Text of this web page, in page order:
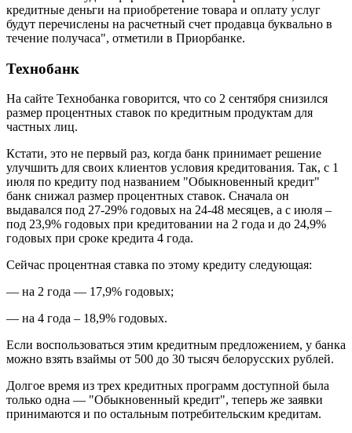
кредитные деньги на приобретение товара и оплату услуг
будут перечислены на расчетный счет продавца буквально в
течение получаса", отметили в Приорбанке.
Технобанк
На сайте Технобанка говорится, что со 2 сентября снизился
размер процентных ставок по кредитным продуктам для
частных лиц.
Кстати, это не первый раз, когда банк принимает решение
улучшить для своих клиентов условия кредитования. Так, с 1
июля по кредиту под названием "Обыкновенный кредит"
банк снижал размер процентных ставок. Сначала он
выдавался под 27-29% годовых на 24-48 месяцев, а с июля –
под 23,9% годовых при кредитовании на 2 года и до 24,9%
годовых при сроке кредита 4 года.
Сейчас процентная ставка по этому кредиту следующая:
— на 2 года — 17,9% годовых;
— на 4 года – 18,9% годовых.
Если воспользоваться этим кредитным предложением, у банка
можно взять взаймы от 500 до 30 тысяч белорусских рублей.
Долгое время из трех кредитных программ доступной была
только одна — "Обыкновенный кредит", теперь же заявки
принимаются и по остальным потребительским кредитам.